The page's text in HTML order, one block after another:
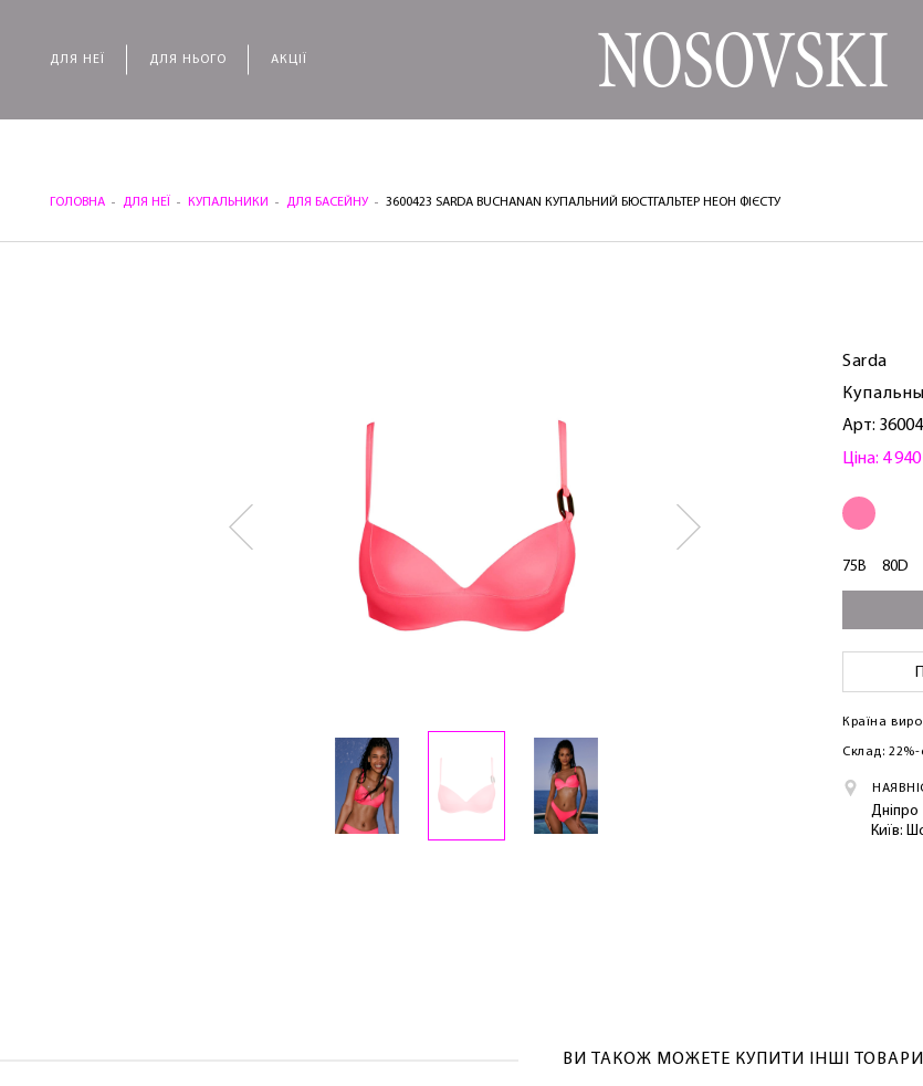
ДЛЯ НЕЇ ДЛЯ НЬОГО АКЦІЇ
ГОЛОВНА ДЛЯ НЕЇ КУПАЛЬНИКИ ДЛЯ БАСЕЙНУ 3600423 SARDA BUCHANAN КУПАЛЬНИЙ БЮСТГАЛЬТЕР НЕОН ФІЄСТУ
Sarda
Арт:
Ціна: 4
75B 80D
Країна
Склад: 22%-
Дніпро
Київ:
ВИ ТАКОЖ МОЖЕТЕ КУПИТИ ІНШІ ТОВАРИ